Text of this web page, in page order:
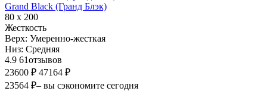
Grand Black (Гранд Блэк)
80 х 200
Жесткость
Верх: Умеренно-жесткая
Низ: Средняя
4.9 61отзывов
23600 ₽ 47164 ₽
23564 ₽– вы сэкономите сегодня